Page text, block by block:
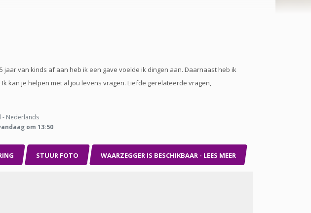
van kinds af aan heb ik een gave voelde ik dingen aan. Daarnaast heb ik
kan je helpen met al jou levens vragen. Liefde gerelateerde vragen,
- Nederlands
om 13:50
STUUR FOTO WAARZEGGER IS BESCHIKBAAR - LEES MEER